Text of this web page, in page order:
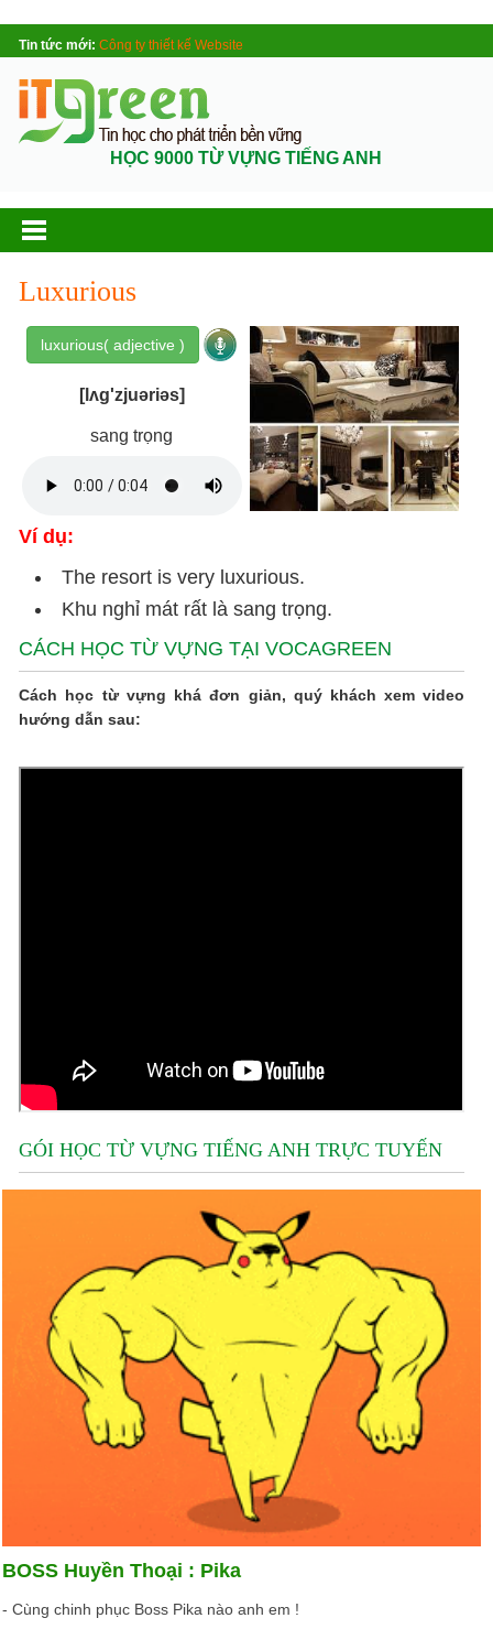
Tin tức mới: Công ty thiết kế Website
HỌC 9000 TỪ VỰNG TIẾNG ANH
Luxurious
luxurious( adjective )
[lʌg'zjuəriəs]
sang trọng
Ví dụ:
The resort is very luxurious.
Khu nghỉ mát rất là sang trọng.
CÁCH HỌC TỪ VỰNG TẠI VOCAGREEN
Cách học từ vựng khá đơn giản, quý khách xem video
hướng dẫn sau:
GÓI HỌC TỪ VỰNG TIẾNG ANH TRỰC TUYẾN
BOSS Huyền Thoại : Pika
- Cùng chinh phục Boss Pika nào anh em !